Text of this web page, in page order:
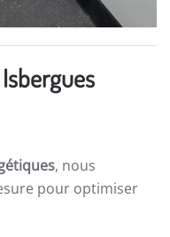
, nous
pour optimiser